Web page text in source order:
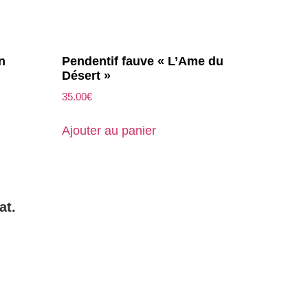
Pendentif fauve « L’Ame du
Désert »
35.00€
Ajouter au panier